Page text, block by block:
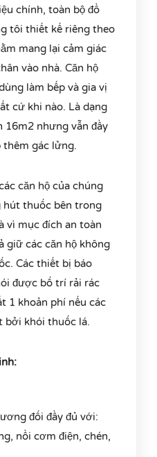
chính, toàn bộ đồ
tôi thiết kế riêng theo
mang lại cảm giác
vào nhà. Căn hộ
làm bếp và gia vị
cứ khi nào. Là dạng
16m2 nhưng vẫn đầy
gác lửng.
căn hộ của chúng
hút thuốc bên trong
vì mục đích an toàn
giữ các căn hộ không
Các thiết bị báo
được bố trí rải rác
1 khoản phí nếu các
bởi khói thuốc lá.
đối đầy đủ với:
nồi cơm điện, chén,